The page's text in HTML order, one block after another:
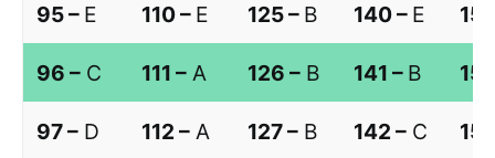
95 – E 110 – E 125 – B 140 – E
96 – C 111 – A 126 – B 141 – B
97 – D 112 – A 127 – B 142 – C